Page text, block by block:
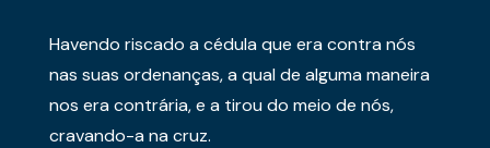
Havendo riscado a cédula que era contra nós
nas suas ordenanças, a qual de alguma maneira
nos era contrária, e a tirou do meio de nós,
cravando-a na cruz.